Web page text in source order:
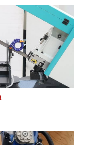
(při plném materiálu)
kg
kW
0